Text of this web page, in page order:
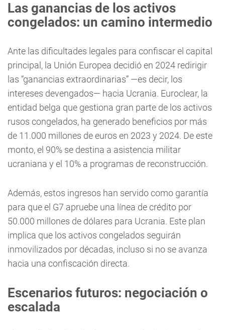
Las ganancias de los activos
congelados: un camino intermedio
Ante las dificultades legales para confiscar el capital
principal, la Unión Europea decidió en 2024 redirigir
las “ganancias extraordinarias” —es decir, los
intereses devengados— hacia Ucrania. Euroclear, la
entidad belga que gestiona gran parte de los activos
rusos congelados, ha generado beneficios por más
de 11.000 millones de euros en 2023 y 2024. De este
monto, el 90% se destina a asistencia militar
ucraniana y el 10% a programas de reconstrucción.
Además, estos ingresos han servido como garantía
para que el G7 apruebe una línea de crédito por
50.000 millones de dólares para Ucrania. Este plan
implica que los activos congelados seguirán
inmovilizados por décadas, incluso si no se avanza
hacia una confiscación directa.
Escenarios futuros: negociación o
escalada